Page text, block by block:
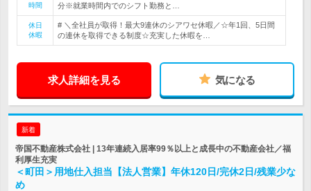
時間
分※就業時間内でのシフト勤務と…
休日
休暇
# ＼全社員が取得！最大9連休のシアワセ休暇／☆年1回、5日間
の連休を取得できる制度☆充実した休暇を…
求人詳細を見る 気になる
新着
帝国不動産株式会社 | 13年連続入居率99％以上と成長中の不動産会社／福
利厚生充実
＜町田＞用地仕入担当【法人営業】年休120日/完休2日/残業少な
め